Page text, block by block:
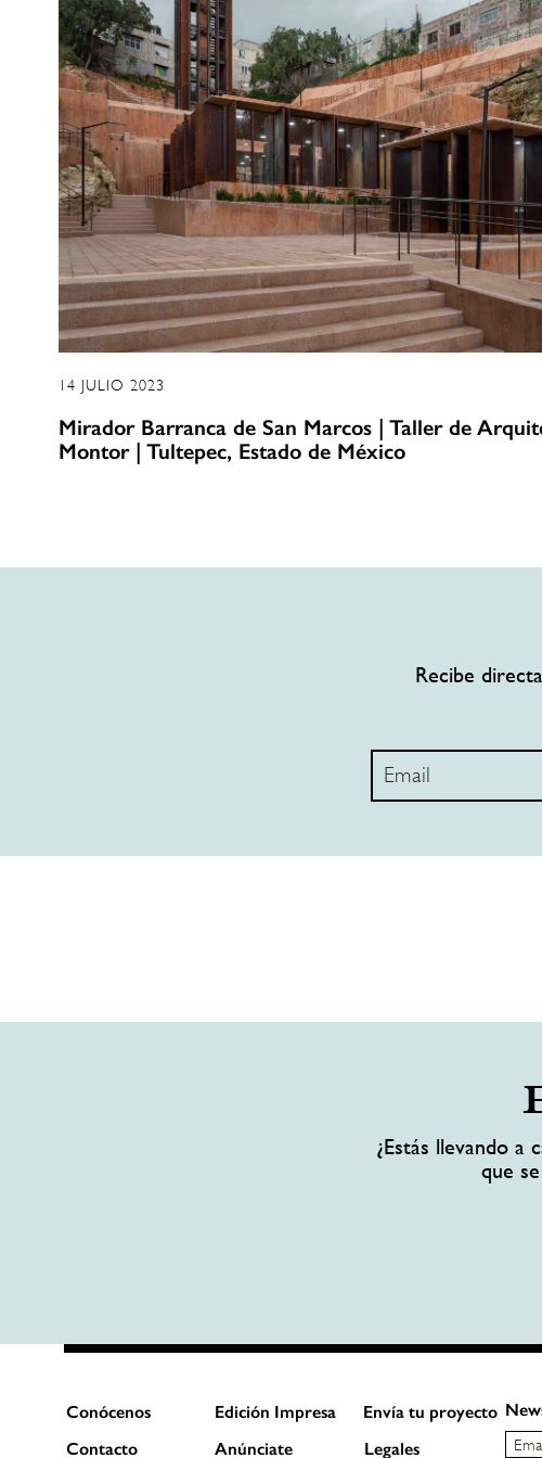
14 JULIO 2023
Mirador Barranca de San Marcos | Taller de
Montor | Tultepec, Estado de México
Recibe
¿Estás llevando
que
Conócenos Edición Impresa
Envía tu proyecto
Contacto
Anúnciate Legales